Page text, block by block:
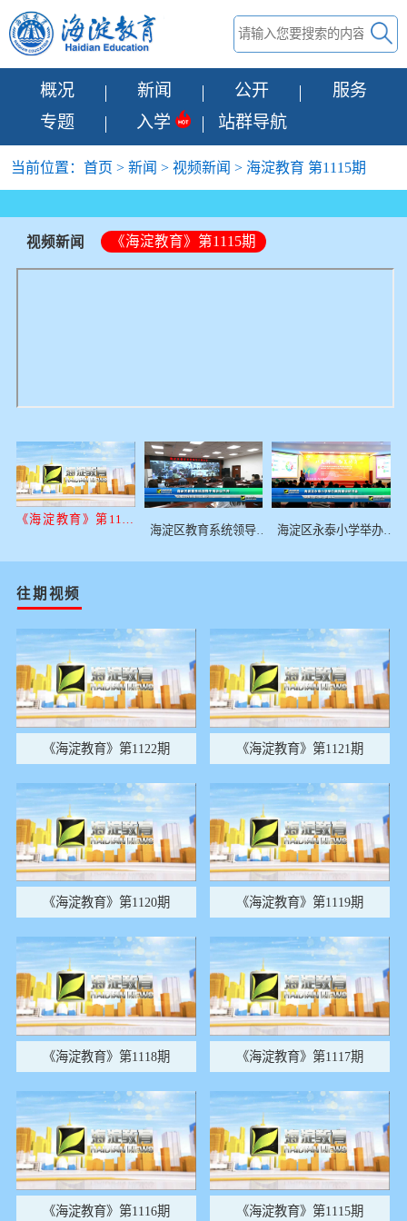
概况 新闻 公开
服务
专题
入学 站群导航
当前位置： 首页 > 新闻 > 视频新闻 > 海淀教育 第1115期
视频新闻 《海淀教育》第1115期
《海淀教育》第1115
海淀区教育系统领导干
海淀区永泰小学举办美
往期视频
《海淀教育》第1122期 《海淀教育》第1121期
《海淀教育》第1120期 《海淀教育》第1119期
《海淀教育》第1118期 《海淀教育》第1117期
《海淀教育》第1116期 《海淀教育》第1115期